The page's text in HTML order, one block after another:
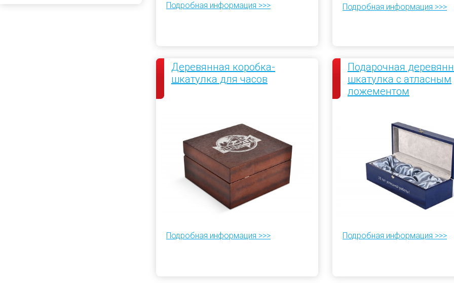
Подробная информация >>> Подробная информация >>>
Деревянная коробка-
шкатулка для часов
Подробная информация >>>
Подарочная
шкатулка с атласным
ложементом
Подробная информация >>>